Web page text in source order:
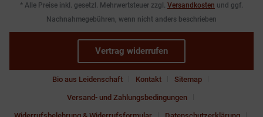
* Alle Preise inkl. gesetzl. Mehrwertsteuer zzgl. Versandkosten und ggf.
Nachnahmegebühren, wenn nicht anders beschrieben
Vertrag widerrufen
Bio aus Leidenschaft Kontakt Sitemap
Versand- und Zahlungsbedingungen